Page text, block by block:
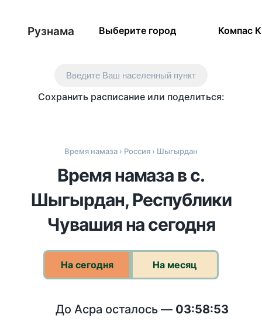
Рузнама Выберите город Компас
Введите Ваш населенный пункт
Сохранить расписание или поделиться:
Время намаза › Россия › Шыгырдан
Время намаза в с.
Шыгырдан, Республики
Чувашия на сегодня
На сегодня На месяц
До Асра осталось — 03:58:53